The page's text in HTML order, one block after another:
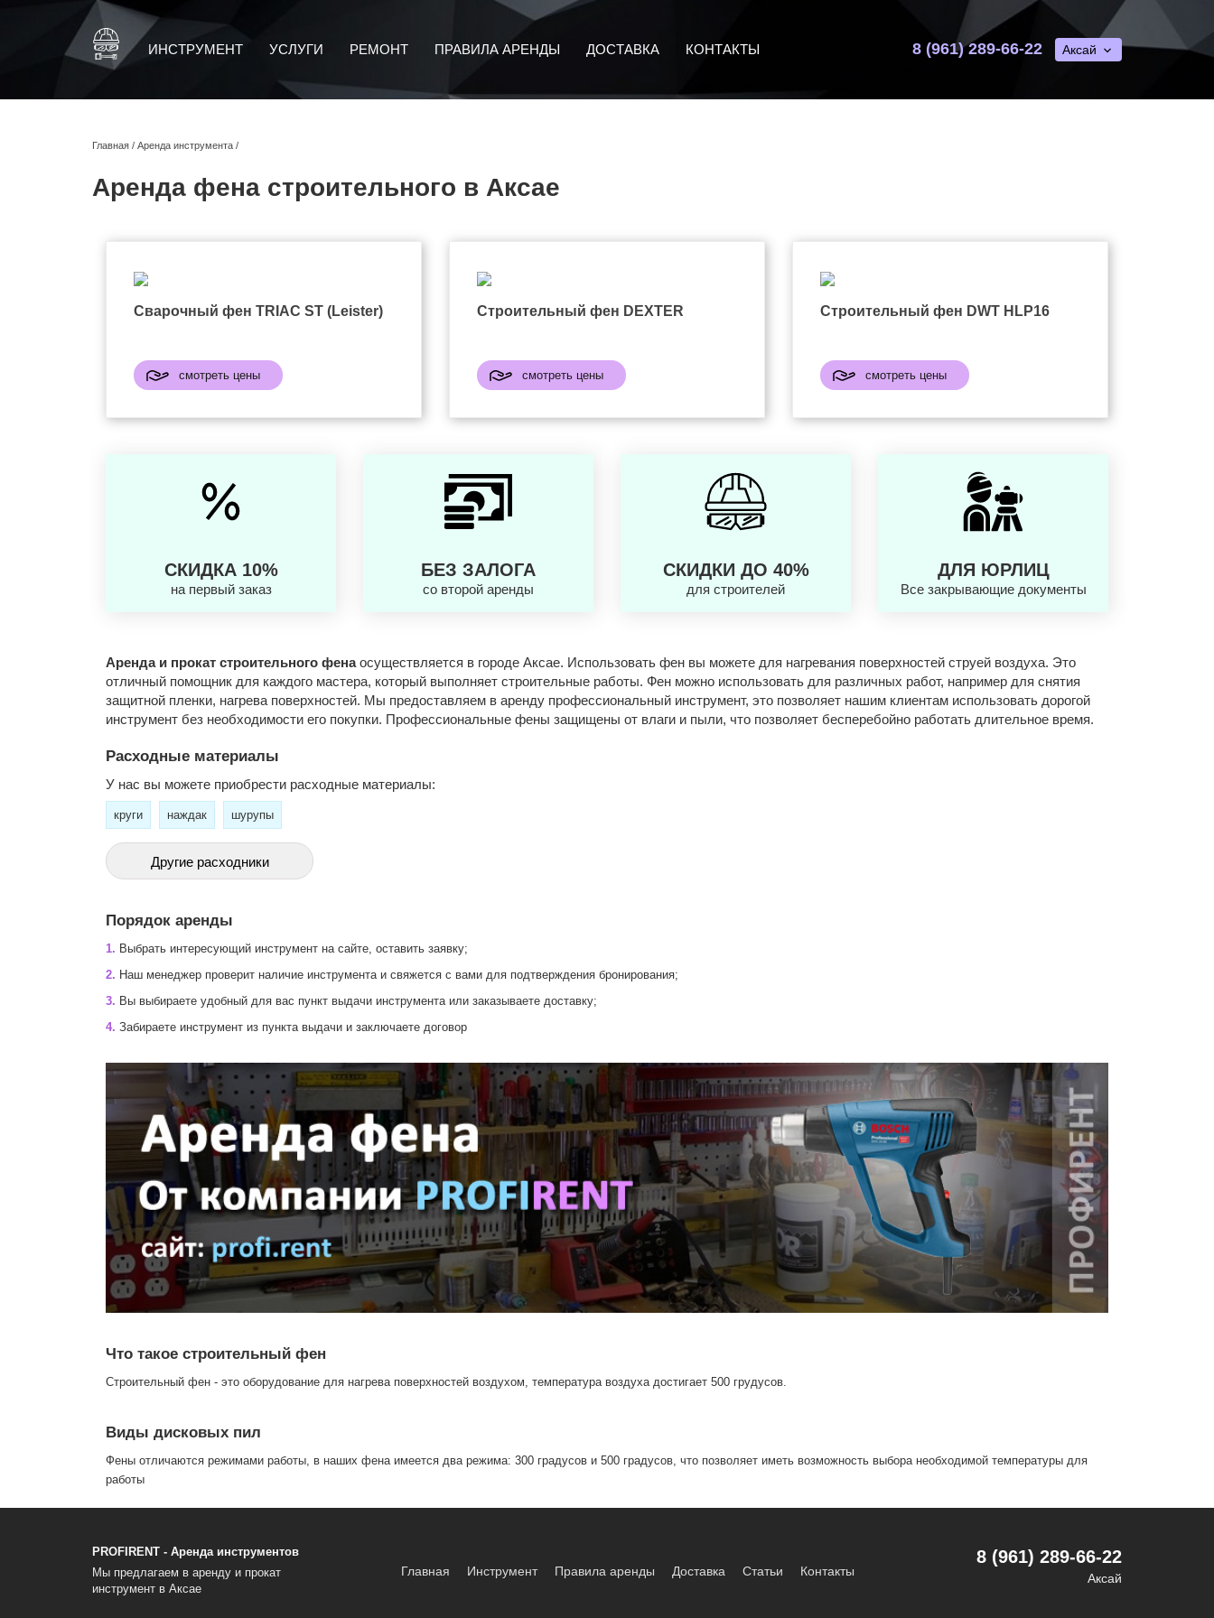
ИНСТРУМЕНТ УСЛУГИ РЕМОНТ ПРАВИЛА АРЕНДЫ ДОСТАВКА КОНТАКТЫ 8 (961) 289-66-22 Аксай
Главная / Аренда инструмента /
Аренда фена строительного в Аксае
Сварочный фен TRIAC ST (Leister)
смотреть цены
Строительный фен DEXTER
смотреть цены
Строительный фен DWT HLP16
смотреть цены
СКИДКА 10%
на первый заказ
БЕЗ ЗАЛОГА
со второй аренды
СКИДКИ ДО 40%
для строителей
ДЛЯ ЮРЛИЦ
Все закрывающие документы
Аренда и прокат строительного фенаосуществляется в городе Аксае. Использовать фен вы можете для нагревания поверхностей струей воздуха. Это
отличный помощник для каждого мастера, который выполняет строительные работы. Фен можно использовать для различных работ, например для снятия
защитной пленки, нагрева поверхностей. Мы предоставляем в аренду профессиональный инструмент, это позволяет нашим клиентам использовать дорогой
инструмент без необходимости его покупки. Профессиональные фены защищены от влаги и пыли, что позволяет бесперебойно работать длительное время.
Расходные материалы
У нас вы можете приобрести расходные материалы:
круги наждак шурупы
Другие расходники
Порядок аренды
1. Выбрать интересующий инструмент на сайте, оставить заявку;
2. Наш менеджер проверит наличие инструмента и свяжется с вами для подтверждения бронирования;
3. Вы выбираете удобный для вас пункт выдачи инструмента или заказываете доставку;
4. Забираете инструмент из пункта выдачи и заключаете договор
Что такое строительный фен
Строительный фен - это оборудование для нагрева поверхностей воздухом, температура воздуха достигает 500 грудусов.
Виды дисковых пил
Фены отличаются режимами работы, в наших фена имеется два режима: 300 градусов и 500 градусов, что позволяет иметь возможность выбора необходимой температуры для
работы
PROFIRENT - Аренда инструментов
Мы предлагаем в аренду и прокат
инструмент в Аксае
Главная Инструмент Правила аренды Доставка Статьи Контакты
8 (961) 289-66-22
Аксай